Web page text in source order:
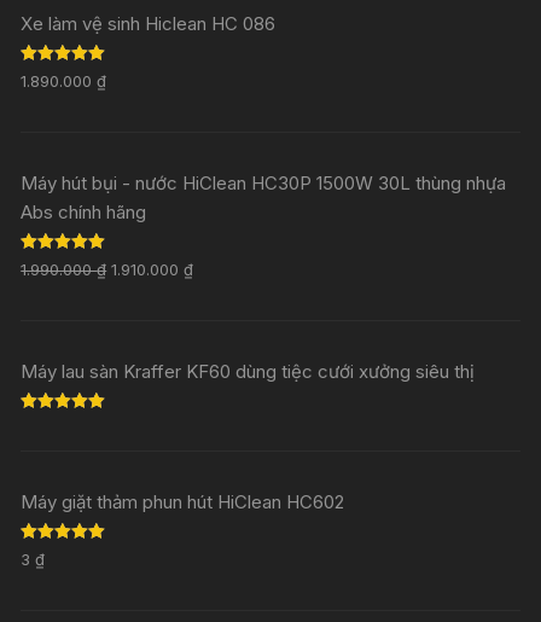
Xe làm vệ sinh Hiclean HC 086
Rated 5.00
out of 5
1.890.000₫
Máy hút bụi - nước HiClean HC30P 1500W 30L thùng nhựa
Abs chính hãng
Rated 5.00
out of 5
1.990.000₫ 1.910.000₫
Máy lau sàn Kraffer KF60 dùng tiệc cưới xưởng siêu thị
Máy giặt thảm phun hút HiClean HC602
Rated
out of 5
3₫